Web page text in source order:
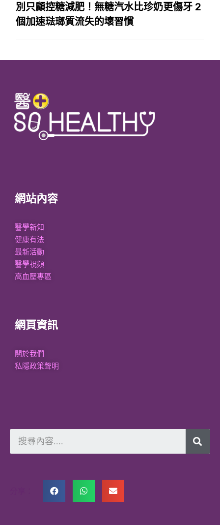
別只顧控糖減肥！無糖汽水比珍奶更傷牙 2
個加速琺瑯質流失的壞習慣
網站內容
醫學新知
健康有法
最新活動
醫學視頻
高血壓專區
網頁資訊
關於我們
私隱政策聲明